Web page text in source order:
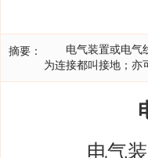
摘要：
电气装置或电气线
为连接都叫接地；亦
电气装